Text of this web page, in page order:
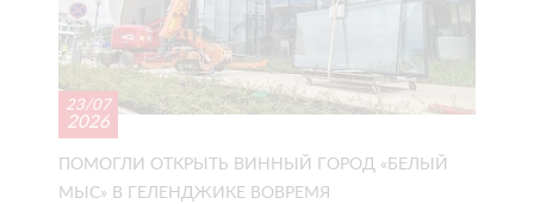
23/07
2026
ПОМОГЛИ ОТКРЫТЬ ВИННЫЙ ГОРОД «БЕЛЫЙ
МЫС» В ГЕЛЕНДЖИКЕ ВОВРЕМЯ